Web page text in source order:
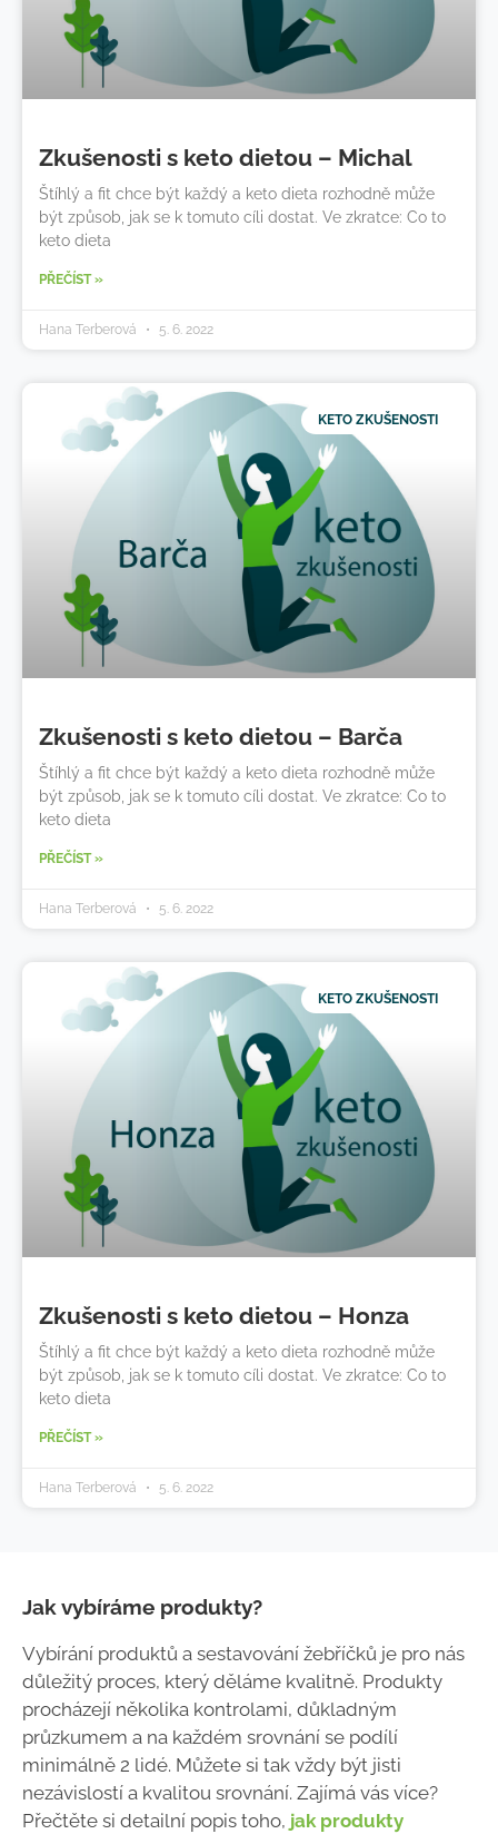
Zkušenosti s keto dietou – Michal
Štíhlý a fit chce být každý a keto dieta rozhodně může
být způsob, jak se k tomuto cíli dostat. Ve zkratce: Co to
keto dieta
PŘEČÍST »
Hana Terberová 5. 6. 2022
KETO ZKUŠENOSTI
Zkušenosti s keto dietou – Barča
Štíhlý a fit chce být každý a keto dieta rozhodně může
být způsob, jak se k tomuto cíli dostat. Ve zkratce: Co to
keto dieta
PŘEČÍST »
Hana Terberová 5. 6. 2022
KETO ZKUŠENOSTI
Zkušenosti s keto dietou – Honza
Štíhlý a fit chce být každý a keto dieta rozhodně může
být způsob, jak se k tomuto cíli dostat. Ve zkratce: Co to
keto dieta
PŘEČÍST »
Hana Terberová 5. 6. 2022
Jak vybíráme produkty?
Vybírání produktů a sestavování žebříčků je pro nás
důležitý proces, který děláme kvalitně. Produkty
procházejí několika kontrolami, důkladným
průzkumem a na každém srovnání se podílí
minimálně 2 lidé. Můžete si tak vždy být jisti
nezávislostí a kvalitou srovnání. Zajímá vás více?
Přečtěte si detailní popis toho, jak produkty